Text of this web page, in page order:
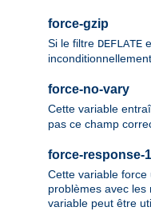
force-gzip
Si le filtre DEFLATE
inconditionnellement.
force-no-vary
Cette variable
pas ce champ
force-response-
Cette variable
problèmes avec
variable peut être